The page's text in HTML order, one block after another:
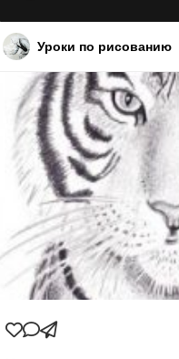
Уроки по рисованию